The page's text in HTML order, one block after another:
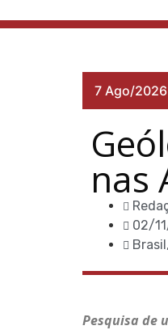
7 Ago/2026
nas
02/
Brasil,
Pesquisa de